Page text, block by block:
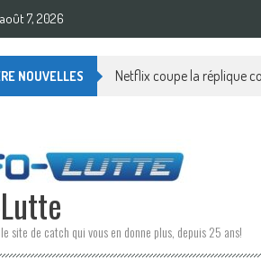
7, 2026
NOUVELLES Netflix coupe la réplique
site de catch qui vous en donne plus, depuis 25 ans!